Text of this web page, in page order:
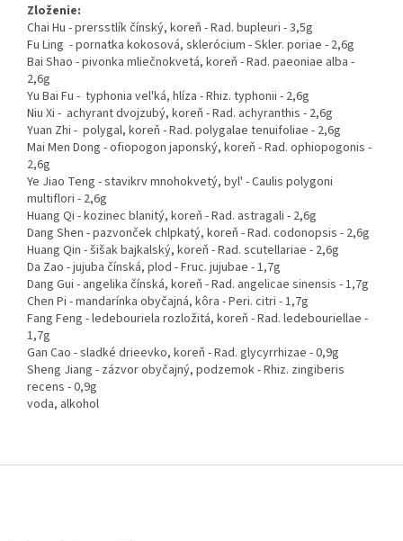
Zloženie:
Chai Hu - prersstlík čínský, koreň - Rad. bupleuri - 3,5g
Fu Ling - pornatka kokosová, sklerócium - Skler. poriae - 2,6g
Bai Shao - pivonka mliečnokvetá, koreň - Rad. paeoniae alba -
2,6g
Yu Bai Fu - typhonia vel'ká, hlíza - Rhiz. typhonii - 2,6g
Niu Xi - achyrant dvojzubý, koreň - Rad. achyranthis - 2,6g
Yuan Zhi - polygal, koreň - Rad. polygalae tenuifoliae - 2,6g
Mai Men Dong - ofiopogon japonský, koreň - Rad. ophiopogonis -
2,6g
Ye Jiao Teng - stavikrv mnohokvetý, byl' - Caulis polygoni
multiflori - 2,6g
Huang Qi - kozinec blanitý, koreň - Rad. astragali - 2,6g
Dang Shen - pazvonček chlpkatý, koreň - Rad. codonopsis - 2,6g
Huang Qin - šišak bajkalský, koreň - Rad. scutellariae - 2,6g
Da Zao - jujuba čínská, plod - Fruc. jujubae - 1,7g
Dang Gui - angelika čínská, koreň - Rad. angelicae sinensis - 1,7g
Chen Pi - mandarínka obyčajná, kôra - Peri. citri - 1,7g
Fang Feng - ledebouriela rozložitá, koreň - Rad. ledebouriellae -
1,7g
Gan Cao - sladké drieevko, koreň - Rad. glycyrrhizae - 0,9g
Sheng Jiang - zázvor obyčajný, podzemok - Rhiz. zingiberis
recens - 0,9g
voda, alkohol